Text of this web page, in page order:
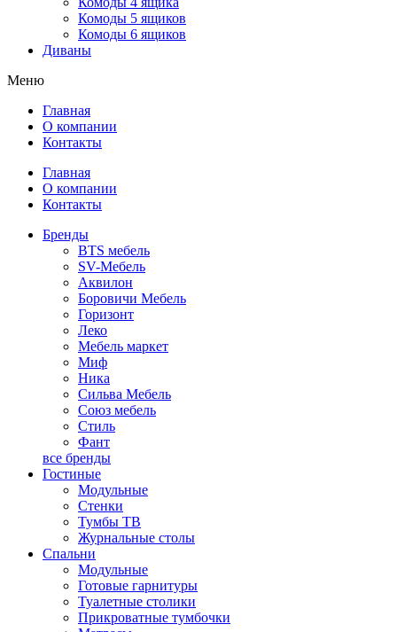
Комоды 5 ящиков
Комоды 6 ящиков
Диваны
Меню
Главная
О компании
Контакты
Главная
О компании
Контакты
Бренды
BTS мебель
SV-Мебель
Аквилон
Боровичи Мебель
Горизонт
Леко
Мебель маркет
Миф
Ника
Сильва Мебель
Союз мебель
Стиль
Фант
все бренды
Гостиные
Модульные
Стенки
Тумбы ТВ
Журнальные столы
Спальни
Модульные
Готовые гарнитуры
Туалетные столики
Прикроватные тумбочки